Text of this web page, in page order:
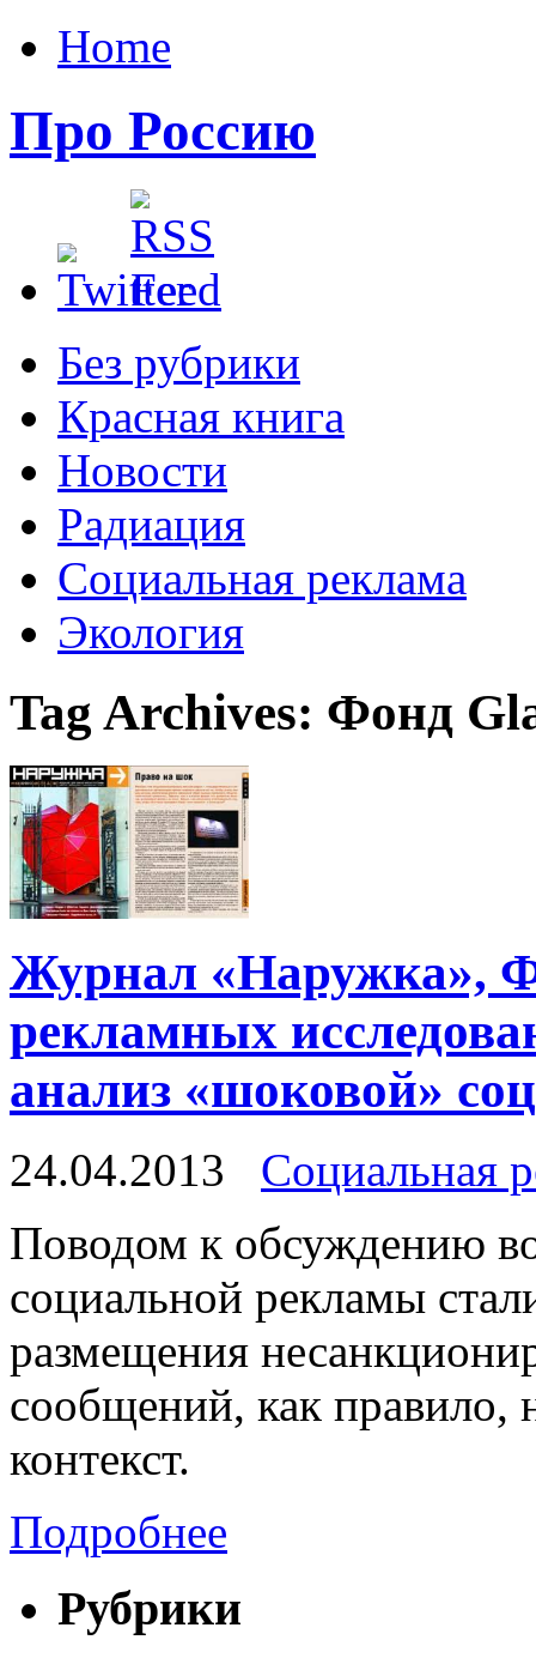
Home
Про Россию
Без рубрики
Красная книга
Новости
Радиация
Социальная реклама
Экология
Tag Archives: Фонд
Журнал «Наружка»,
рекламных
анализ «шоковой»
24.04.2013
Социальная
Поводом к обсуждению
социальной рекламы
размещения
сообщений, как правило,
контекст.
Подробнее
Рубрики